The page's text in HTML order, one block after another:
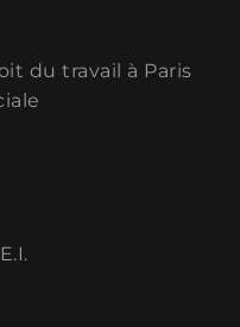
du travail à Paris